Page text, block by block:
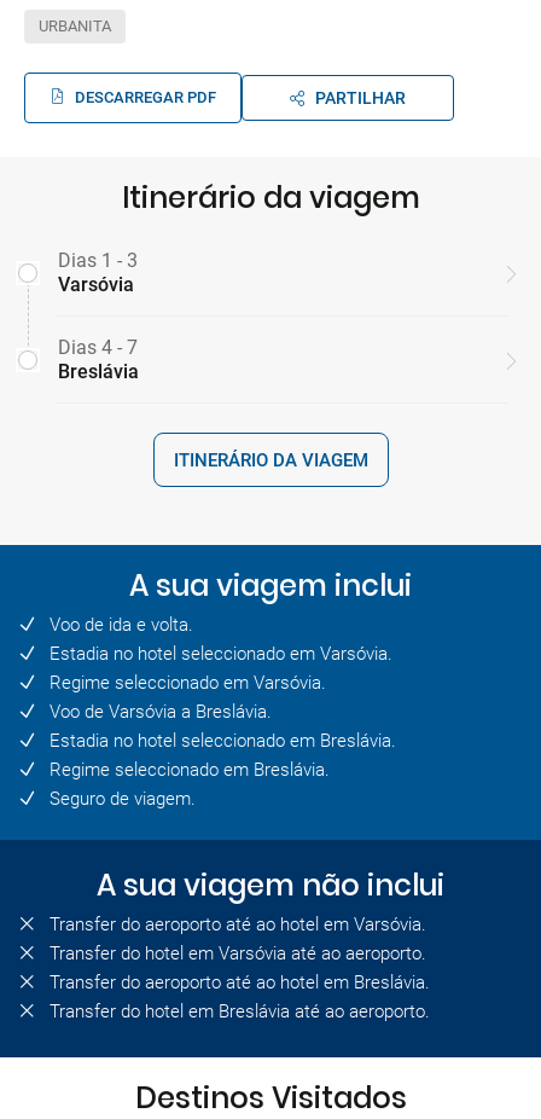
URBANITA
DESCARREGAR PDF PARTILHAR
Itinerário da viagem
Dias 1 - 3
Varsóvia
Dias 4 - 7
Breslávia
ITINERÁRIO DA VIAGEM
A sua viagem inclui
Voo de ida e volta.
Estadia no hotel seleccionado em Varsóvia.
Regime seleccionado em Varsóvia.
Voo de Varsóvia a Breslávia.
Estadia no hotel seleccionado em Breslávia.
Regime seleccionado em Breslávia.
Seguro de viagem.
A sua viagem não inclui
Transfer do aeroporto até ao hotel em Varsóvia.
Transfer do hotel em Varsóvia até ao aeroporto.
Transfer do aeroporto até ao hotel em Breslávia.
Transfer do hotel em Breslávia até ao aeroporto.
Destinos Visitados